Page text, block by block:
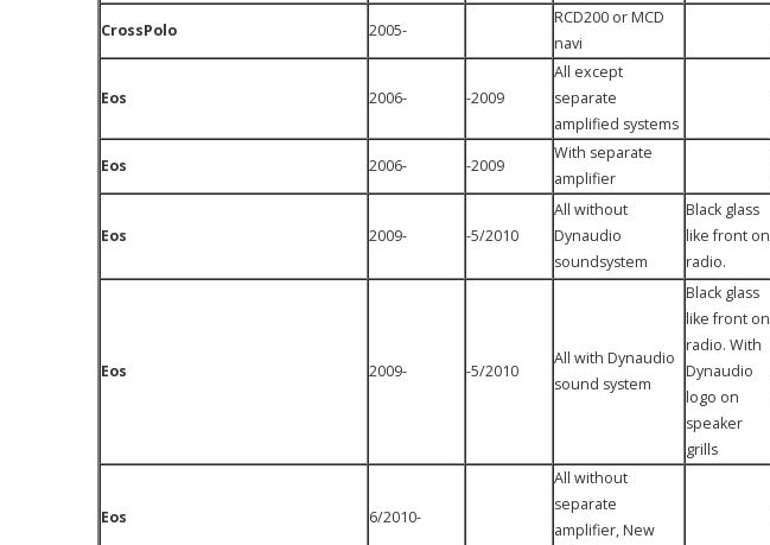
CrossPolo 2005-
RCD200 or MCD
navi
Eos 2006- -2009
All except
separate
amplified systems
Eos 2006- -2009
With separate
amplifier
Eos 2009- -5/2010
All without
Dynaudio
soundsystem
Black glass
like front on
radio.
Eos 2009- -5/2010
All with Dynaudio
sound system
Black glass
like front on
radio. With
Dynaudio
logo on
speaker
grills
Eos 6/2010-
All without
separate
amplifier, New